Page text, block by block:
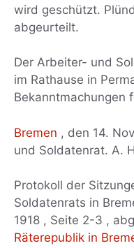
wird geschützt.
abgeurteilt.
Der Arbeiter- und
im Rathause in
Bekanntmachungen
Bremen , den 14.
und Soldatenrat. A.
Protokoll der
Soldatenrats in
1918 , Seite 2-3 ,
Räterepublik in